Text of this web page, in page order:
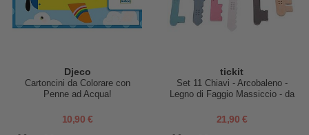
Djeco
Cartoncini da Colorare con
Penne ad Acqua!
10,90 €
tickit
Set 11 Chiavi - Arcobaleno -
Legno di Faggio Massiccio - da
21,90 €